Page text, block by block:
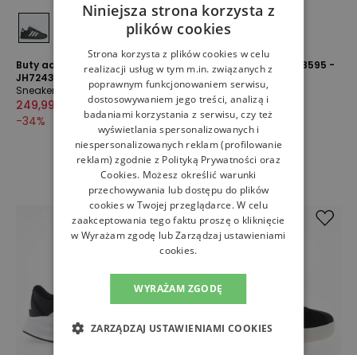
Buty adidas Grand Court 2.0
JH7243 - czarne
Sneakersy
249,99 zł
379,99 zł
-34%
Buty adidas Run 70S IH8595 -
czarne
Sneakersy
209,99 zł 299,99 zł
- 30%
Niniejsza strona korzysta z
plików cookies
Strona korzysta z plików cookies w celu
realizacji usług w tym m.in. związanych z
poprawnym funkcjonowaniem serwisu,
dostosowywaniem jego treści, analizą i
badaniami korzystania z serwisu, czy też
wyświetlania spersonalizowanych i
niespersonalizowanych reklam (profilowanie
reklam) zgodnie z Polityką Prywatności oraz
Cookies. Możesz określić warunki
przechowywania lub dostępu do plików
cookies w Twojej przeglądarce. W celu
zaakceptowania tego faktu proszę o kliknięcie
w Wyrażam zgodę lub Zarządzaj ustawieniami
cookies.
WYRAŻAM ZGODĘ
ZARZĄDZAJ USTAWIENIAMI COOKIES